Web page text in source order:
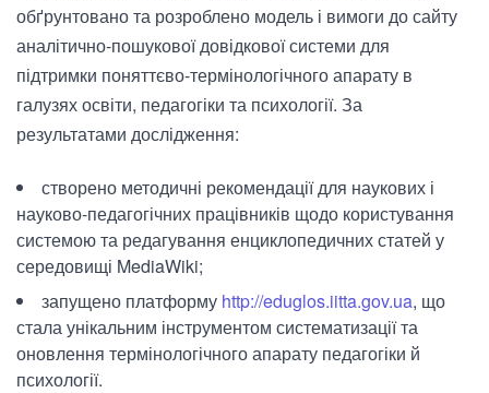
обґрунтовано та розроблено модель і вимоги до сайту
аналітично-пошукової довідкової системи для
підтримки поняттєво-термінологічного апарату в
галузях освіти, педагогіки та психології. За
результатами дослідження:
створено методичні рекомендації для наукових і
науково-педагогічних працівників щодо користування
системою та редагування енциклопедичних статей у
середовищі MediaWiki;
запущено платформу http://eduglos.iitta.gov.ua, що
стала унікальним інструментом систематизації та
оновлення термінологічного апарату педагогіки й
психології.